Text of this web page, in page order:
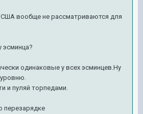
вообще не рассматриваются для
эсминца?
одинаковые у всех эсминцев.Ну
уровню.
и пуляй торпедами.
перезарядке